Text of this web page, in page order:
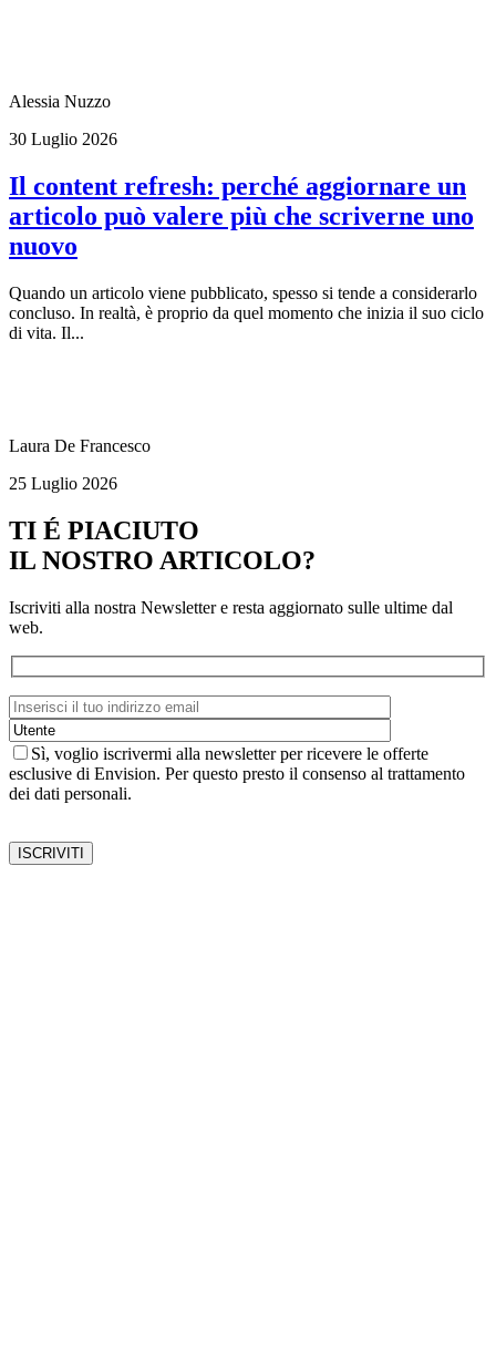
Alessia Nuzzo
30 Luglio 2026
Il content refresh: perché aggiornare un
articolo può valere più che scriverne uno
nuovo
Quando un articolo viene pubblicato, spesso si tende a considerarlo
concluso. In realtà, è proprio da quel momento che inizia il suo ciclo
di vita. Il...
Laura De Francesco
25 Luglio 2026
TI É PIACIUTO
IL NOSTRO ARTICOLO?
Iscriviti alla nostra Newsletter e resta aggiornato sulle ultime dal
web.
Sì, voglio iscrivermi alla newsletter per ricevere le offerte
esclusive di Envision. Per questo presto il consenso al trattamento
dei dati personali.